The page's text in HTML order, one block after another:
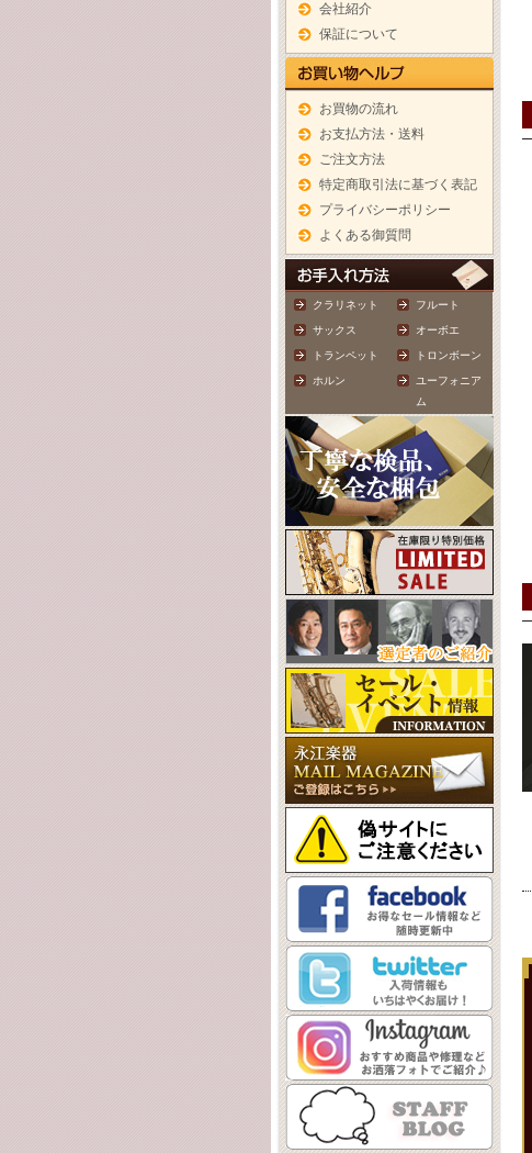
会社紹介
保証について
お買物の流れ
お支払方法・送料
ご注文方法
特定商取引法に基づく表記
プライバシーポリシー
よくある御質問
クラリネット フルート
サックス オーボエ
トランペット トロンボーン
ホルン
ユーフォニア
ム